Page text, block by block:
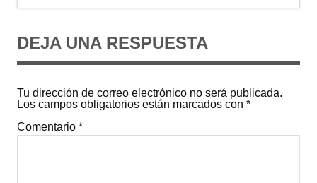
DEJA UNA RESPUESTA
Tu dirección de correo electrónico no será publicada.
Los campos obligatorios están marcados con *
Comentario *